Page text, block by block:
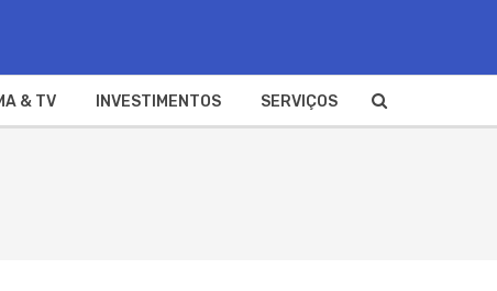
& TV INVESTIMENTOS SERVIÇOS